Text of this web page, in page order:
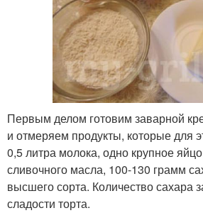
Первым делом готовим заварной
и отмеряем продукты, которые для
0,5 литра молока, одно крупное
сливочного масла, 100-130 грамм
высшего сорта. Количество сахара
сладости торта.